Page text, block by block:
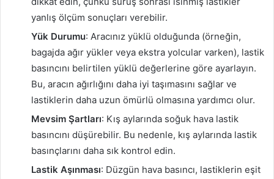
yanlış ölçüm sonuçları verebilir.
Yük Durumu: Aracınız yüklü olduğunda (örneğin,
bagajda ağır yükler veya ekstra yolcular varken), lastik
basıncını belirtilen yüklü değerlerine göre ayarlayın.
Bu, aracın ağırlığını daha iyi taşımasını sağlar ve
lastiklerin daha uzun ömürlü olmasına yardımcı olur.
Mevsim Şartları: Kış aylarında soğuk hava lastik
basıncını düşürebilir. Bu nedenle, kış aylarında lastik
basınçlarını daha sık kontrol edin.
Lastik Aşınması: Düzgün hava basıncı, lastiklerin eşit